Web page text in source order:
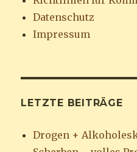
Datenschutz
Impressum
LETZTE BEITRÄGE
Drogen +